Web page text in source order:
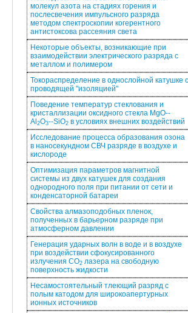
молекул азота на стадиях горения и
послесвечения импульсного разряда
методом спектроскопии когерентного
антистоксова рассеяния света
Некоторые объекты, возникающие при
взаимодействии электрического разряда с
металлом и полимером
Токораспределение в однослойной катушке с
проводящей "изоляцией"
Поведение температур стеклования и
кристаллизации оксидного стекла MgO--
Al2O3--SiO2 в условиях внешних воздействий
Исследование процесса образования озона
в наносекундном СВЧ разряде в воздухе и
кислороде
Оптимизация параметров магнитной
системы из двух катушек для создания
однородного поля при питании от сети и
конденсаторной батареи
Свойства алмазоподобных пленок,
полученных в барьерном разряде при
атмосферном давлении
Генерация ударных волн в воде и в воздухе
при воздействии сфокусированного
излучения CO2 лазера на свободную
поверхность жидкости
Несамостоятельный тлеющий разряд с
полым катодом для широкоапертурных
ионных источников